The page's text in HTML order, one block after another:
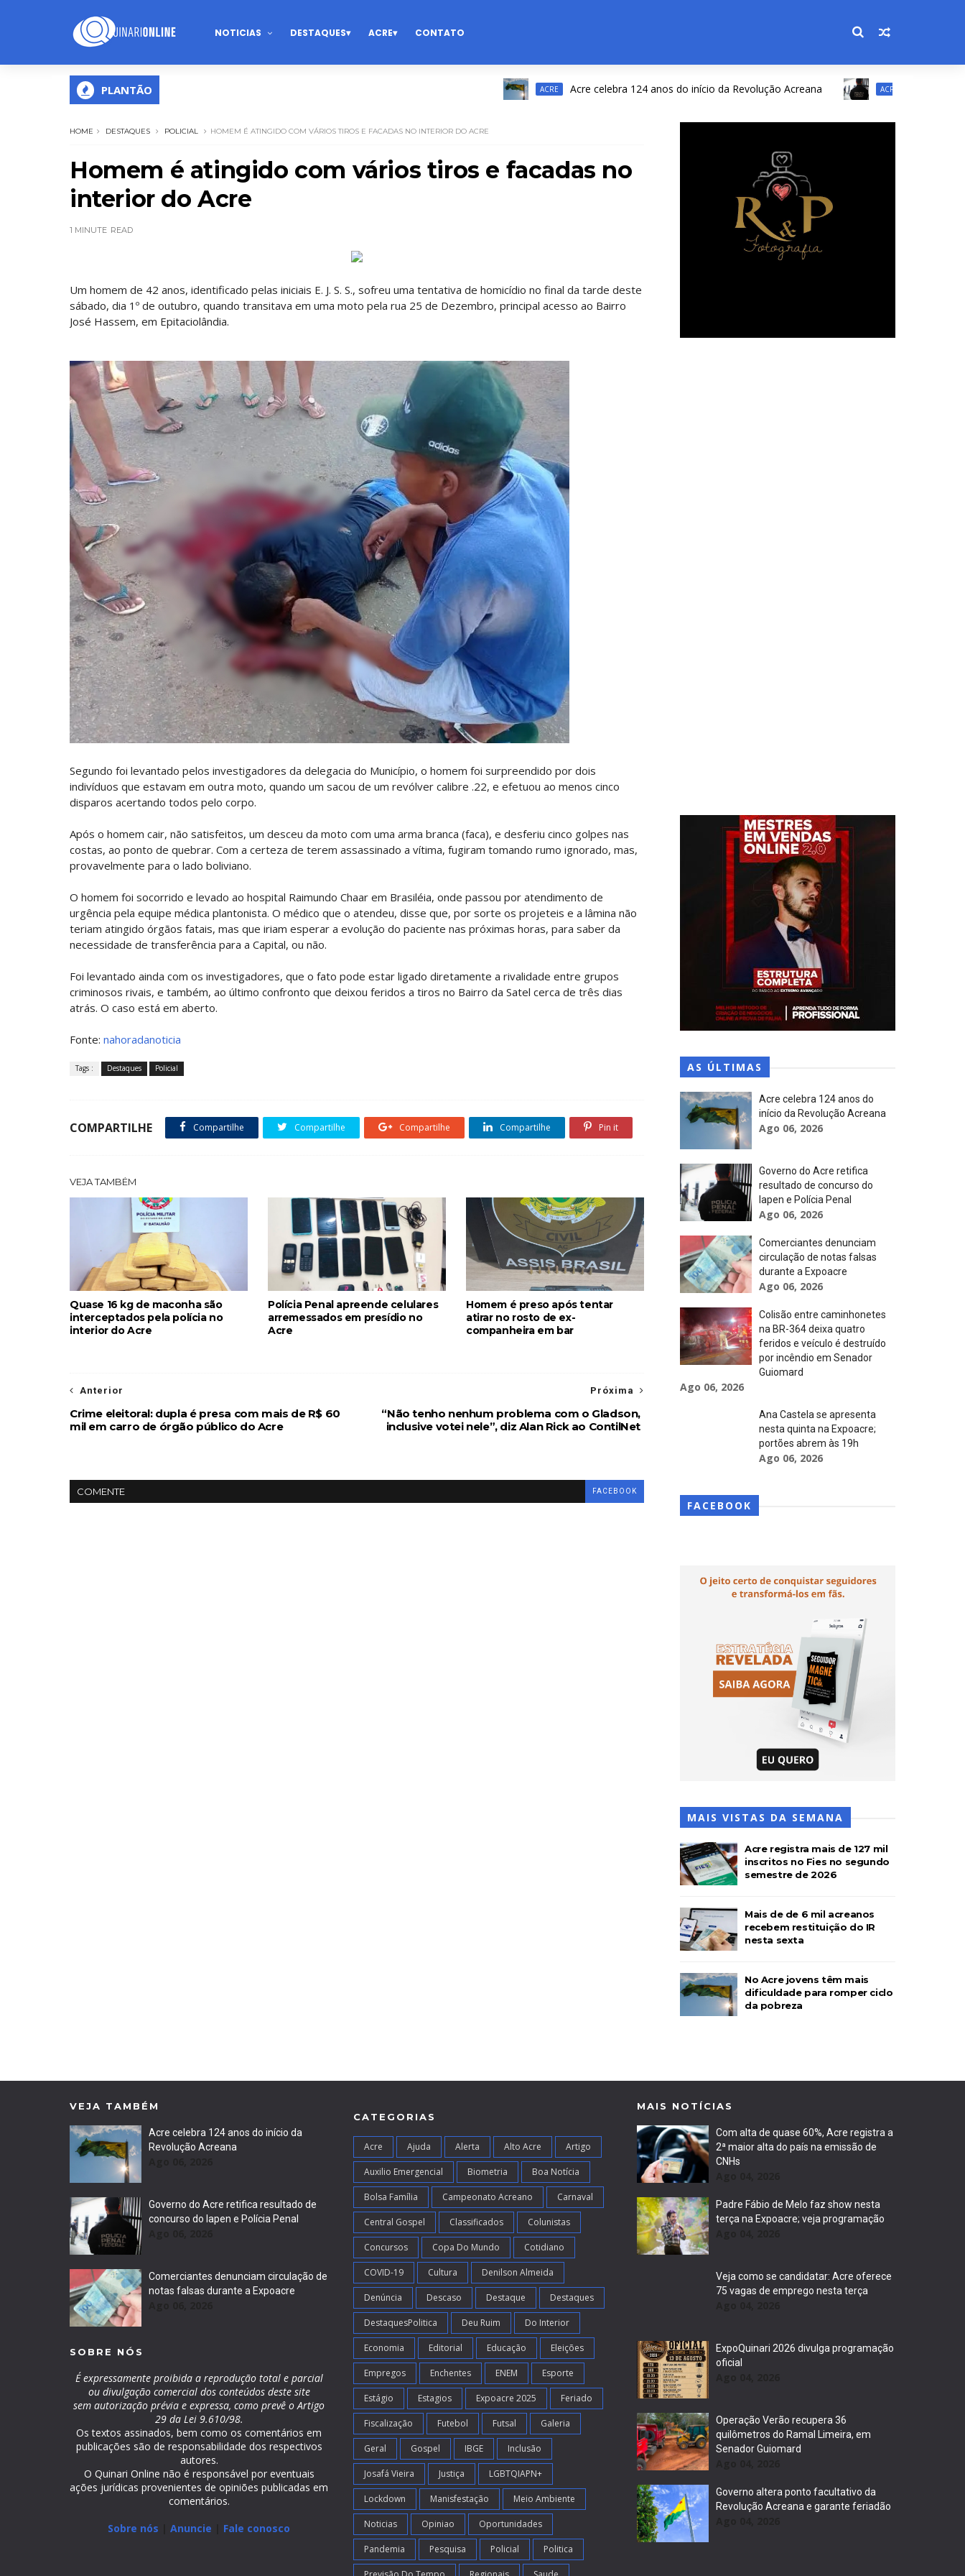
NOTICIAS DESTAQUES ACRE CONTATO
PLANTÃO ACRE Acre celebra 124 anos do início da Revolução Acreana ACRE Governo do Acre
HOME DESTAQUES POLICIAL HOMEM É ATINGIDO COM VÁRIOS TIROS E FACADAS NO INTERIOR DO ACRE
Homem é atingido com vários tiros e facadas no
interior do Acre
1 MINUTE READ
Um homem de 42 anos, identificado pelas iniciais E. J. S. S., sofreu uma tentativa de homicídio no final da tarde deste
sábado, dia 1º de outubro, quando transitava em uma moto pela rua 25 de Dezembro, principal acesso ao Bairro
José Hassem, em Epitaciolândia.
Segundo foi levantado pelos investigadores da delegacia do Município, o homem foi surpreendido por dois
indivíduos que estavam em outra moto, quando um sacou de um revólver calibre .22, e efetuou ao menos cinco
disparos acertando todos pelo corpo.
Após o homem cair, não satisfeitos, um desceu da moto com uma arma branca (faca), e desferiu cinco golpes nas
costas, ao ponto de quebrar. Com a certeza de terem assassinado a vítima, fugiram tomando rumo ignorado, mas,
provavelmente para o lado boliviano.
O homem foi socorrido e levado ao hospital Raimundo Chaar em Brasiléia, onde passou por atendimento de
urgência pela equipe médica plantonista. O médico que o atendeu, disse que, por sorte os projeteis e a lâmina não
teriam atingido órgãos fatais, mas que iriam esperar a evolução do paciente nas próximas horas, para saber da
necessidade de transferência para a Capital, ou não.
Foi levantado ainda com os investigadores, que o fato pode estar ligado diretamente a rivalidade entre grupos
criminosos rivais, e também, ao último confronto que deixou feridos a tiros no Bairro da Satel cerca de três dias
atrás. O caso está em aberto.
Fonte: nahoradanoticia
Tags : Destaques Policial
COMPARTILHE Compartilhe Compartilhe Compartilhe Compartilhe Pin it
VEJA TAMBÉM
Quase 16 kg de maconha são
interceptados pela polícia no
interior do Acre
Polícia Penal apreende celulares
arremessados em presídio no
Acre
Homem é preso após tentar
atirar no rosto de ex-
companheira em bar
Próxima
“Não tenho nenhum problema com o Gladson,
inclusive votei nele”, diz Alan Rick ao ContilNet
Anterior
Crime eleitoral: dupla é presa com mais de R$ 60
mil em carro de órgão público do Acre
COMENTE FACEBOOK
AS ÚLTIMAS
Acre celebra 124 anos do
início da Revolução Acreana
Ago 06, 2026
Governo do Acre retifica
resultado de concurso do
Iapen e Polícia Penal
Ago 06, 2026
Comerciantes denunciam
circulação de notas falsas
durante a Expoacre
Ago 06, 2026
Colisão entre caminhonetes
na BR-364 deixa quatro
feridos e veículo é destruído
por incêndio em Senador
Guiomard
Ago 06, 2026
Ana Castela se apresenta
nesta quinta na Expoacre;
portões abrem às 19h
Ago 06, 2026
FACEBOOK
MAIS VISTAS DA SEMANA
Acre registra mais de 127 mil
inscritos no Fies no segundo
semestre de 2026
Mais de de 6 mil acreanos
recebem restituição do IR
nesta sexta
No Acre jovens têm mais
dificuldade para romper ciclo
da pobreza
VEJA TAMBÉM
Acre celebra 124 anos do início da
Revolução Acreana
Governo do Acre retifica resultado de
concurso do Iapen e Polícia Penal
Comerciantes denunciam circulação de
notas falsas durante a Expoacre
SOBRE NÓS
É expressamente proibida a reprodução total e parcial
ou divulgação comercial dos conteúdos deste site
sem autorização prévia e expressa, como prevê o Artigo
29 da Lei 9.610/98.
Os textos assinados, bem como os comentários em
publicações são de responsabilidade dos respectivos
autores.
O Quinari Online não é responsável por eventuais
ações jurídicas provenientes de opiniões publicadas em
comentários.
Sobre nós |Anuncie Fale conosco
CATEGORIAS
Acre Ajuda Alerta Alto Acre Artigo
Auxilio Emergencial Biometria Boa Notícia
Bolsa Família Campeonato Acreano Carnaval
Central Gospel Classificados Colunistas
Concursos Copa Do Mundo Cotidiano
COVID-19 Cultura Denilson Almeida
Denúncia Descaso Destaque Destaques
DestaquesPolitica Deu Ruim Do Interior
Economia Editorial Educação Eleições
Empregos Enchentes ENEM Esporte
Estágio Estagios Expoacre 2025 Feriado
Fiscalização Futebol Futsal Galeria
Geral Gospel IBGE Inclusão
Josafá Vieira Justiça LGBTQIAPN+
Lockdown Manisfestação Meio Ambiente
Noticias Opiniao Oportunidades
Pandemia Pesquisa Policial Politica
MAIS NOTÍCIAS
Com alta de quase 60%, Acre registra a
2ª maior alta do país na emissão de
CNHs
Padre Fábio de Melo faz show nesta
terça na Expoacre; veja programação
Veja como se candidatar: Acre oferece
75 vagas de emprego nesta terça
ExpoQuinari 2026 divulga programação
oficial
Operação Verão recupera 36
quilômetros do Ramal Limeira, em
Senador Guiomard
Governo altera ponto facultativo da
Revolução Acreana e garante feriadão